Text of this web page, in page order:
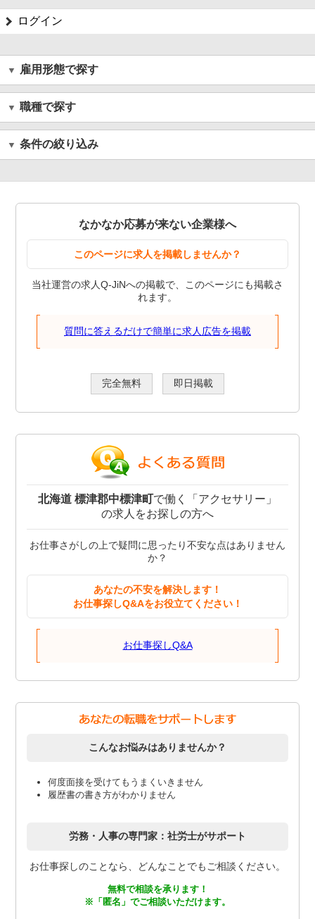
ログイン
雇用形態で探す
職種で探す
条件の絞り込み
なかなか応募が来ない企業様へ
このページに求人を掲載しませんか？
当社運営の求人Q-JiNへの掲載で、このページにも掲載さ
れます。
質問に答えるだけで簡単に求人広告を掲載
完全無料 即日掲載
北海道 標津郡中標津町で働く「アクセサリー」
の求人をお探しの方へ
お仕事さがしの上で疑問に思ったり不安な点はありません
か？
あなたの不安を解決します！
お仕事探しQ&Aをお役立てください！
お仕事探しQ&A
こんなお悩みはありませんか？
何度面接を受けてもうまくいきません
履歴書の書き方がわかりません
労務・人事の専門家：社労士がサポート
お仕事探しのことなら、どんなことでもご相談ください。
無料で相談を承ります！
※「匿名」でご相談いただけます。